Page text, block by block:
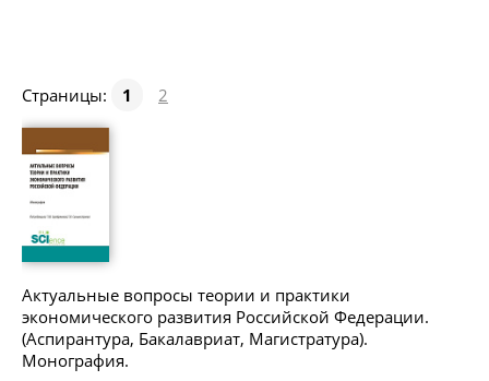
Страницы: 1 2
Актуальные вопросы теории и практики
экономического развития Российской Федерации.
(Аспирантура, Бакалавриат, Магистратура).
Монография.